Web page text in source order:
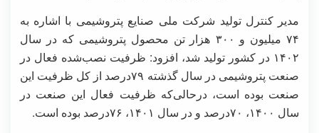
مدیر کنترل تولید شرکت ملی صنایع پتروشیمی با اشاره به
۷۴ میلیون و ۳۰۰ هزار تن محصول پتروشیمی که در سال
۱۴۰۲ در کشور تولید شد، افزود: ظرفیت نصب‌شده فعال در
صنعت پتروشیمی در سال گذشته ۷۹درصد از کل ظرفیت این
صنعت بوده است، درحالی‌که ظرفیت فعال این صنعت در
سال ۱۴۰۰، ۷۰درصد و در سال ۱۴۰۱، ۷۶درصد بوده است.